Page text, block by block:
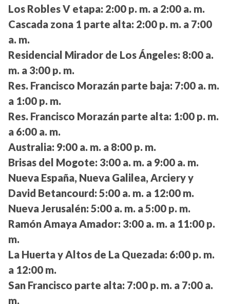
Los Robles V etapa: 2:00 p. m. a 2:00 a. m.
Cascada zona 1 parte alta: 2:00 p. m. a 7:00
a. m.
Residencial Mirador de Los Ángeles: 8:00 a.
m. a 3:00 p. m.
Res. Francisco Morazán parte baja: 7:00 a. m.
a 1:00 p. m.
Res. Francisco Morazán parte alta: 1:00 p. m.
a 6:00 a. m.
Australia: 9:00 a. m. a 8:00 p. m.
Brisas del Mogote: 3:00 a. m. a 9:00 a. m.
Nueva España, Nueva Galilea, Arciery y
David Betancourd: 5:00 a. m. a 12:00 m.
Nueva Jerusalén: 5:00 a. m. a 5:00 p. m.
Ramón Amaya Amador: 3:00 a. m. a 11:00 p.
m.
La Huerta y Altos de La Quezada: 6:00 p. m.
a 12:00 m.
San Francisco parte alta: 7:00 p. m. a 7:00 a.
m.